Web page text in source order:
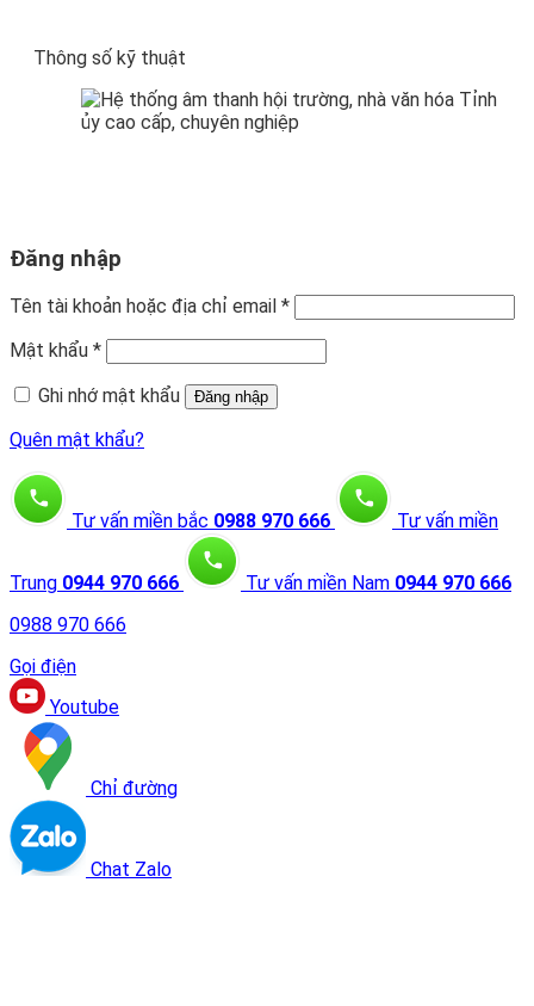
Thông số kỹ thuật
Đăng nhập
Tên tài khoản hoặc địa chỉ email *
Mật khẩu *
Ghi nhớ mật khẩu
Đăng nhập
Quên mật khẩu?
Tư vấn miền bắc 0988 970 666 Tư vấn miền
Trung 0944 970 666 Tư vấn miền Nam 0944 970 666
0988 970 666
Gọi điện
Youtube
Chỉ đường
Chat Zalo